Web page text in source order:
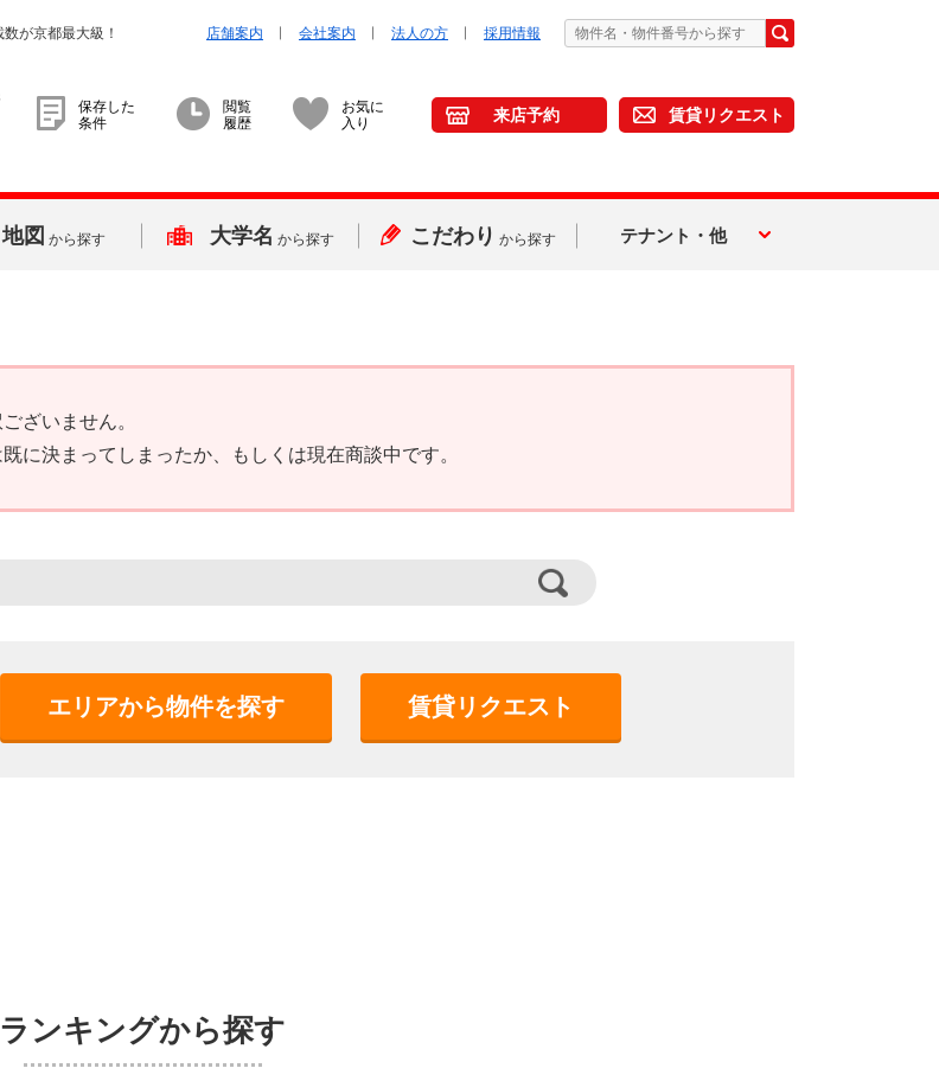
が京都最大級！ 店舗案内 会社案内 法人の方 採用情報
保存した
条件
閲覧
履歴
お気に
入り
来店予約 賃貸リクエスト
地図 から探す 大学名 から探す こだわり から探す テナント・他
ざいません。
に決まってしまったか、もしくは現在商談中です。
エリアから物件を探す 賃貸リクエスト
ランキングから探す